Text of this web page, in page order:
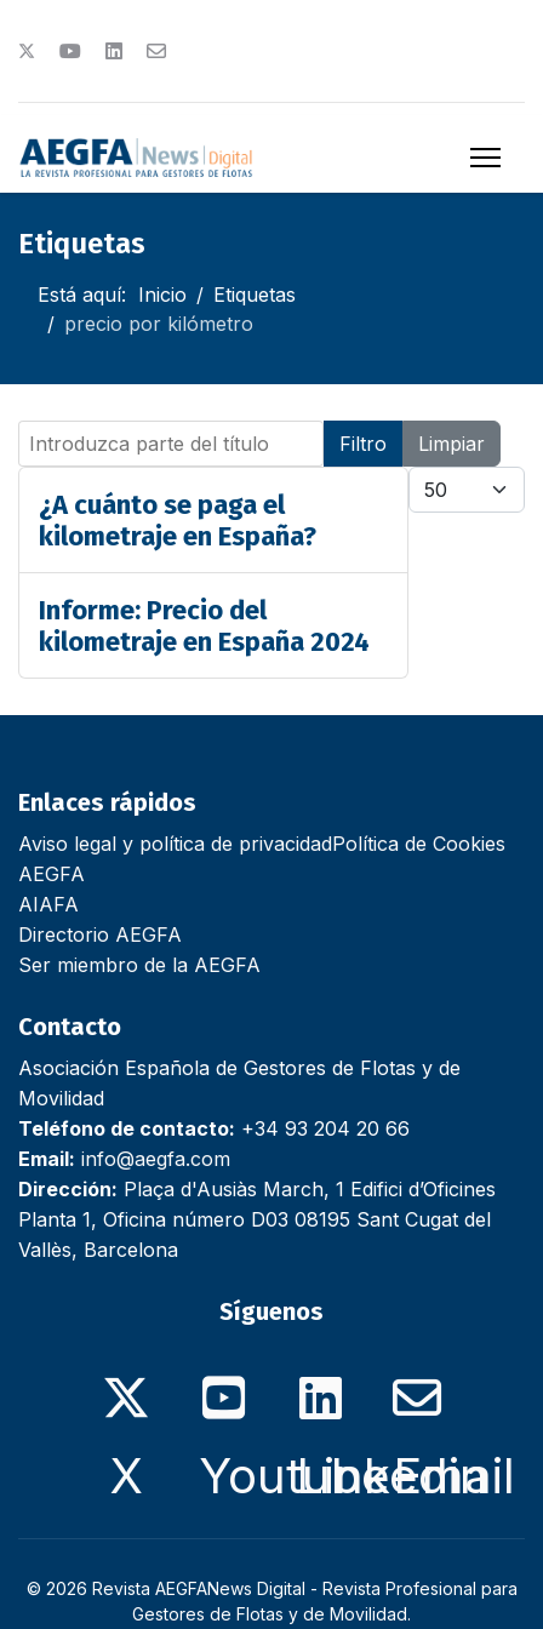
Etiquetas
Está aquí: Inicio
Etiquetas
precio por kilómetro
Introduzca parte del título Filtro
Limpiar
Cantidad
¿A cuánto se paga el
kilometraje en España?
Informe: Precio del
kilometraje en España 2024
Enlaces rápidos
Aviso legal y política de privacidadPolítica de Cookies
AEGFA
AIAFA
Directorio AEGFA
Ser miembro de la AEGFA
Contacto
Asociación Española de Gestores de Flotas y de
Movilidad
Teléfono de contacto: +34 93 204 20 66
Email: info@aegfa.com
Dirección: Plaça d'Ausiàs March, 1 Edifici d’Oficines
Planta 1, Oficina número D03 08195 Sant Cugat del
Vallès, Barcelona
Síguenos
X YoutubeLinkedin
Email
© 2026 Revista AEGFANews Digital - Revista Profesional para
Gestores de Flotas y de Movilidad.